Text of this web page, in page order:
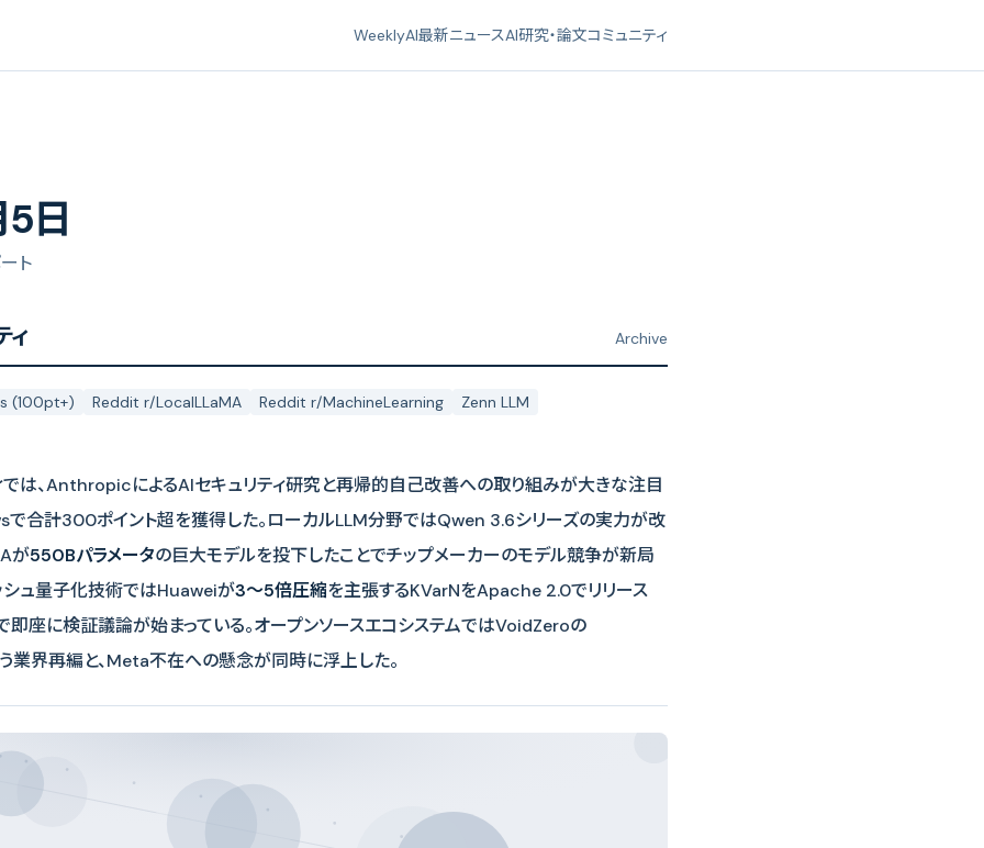
WeeklyAI最新ニュースAI研究・論文コミュニティ
日
ト
ィ Archive
(100pt+) Reddit r/LocalLLaMA Reddit r/MachineLearning Zenn LLM
では、AnthropicによるAIセキュリティ研究と再帰的自己改善への取り組みが大きな注目
で合計300ポイント超を獲得した。ローカルLLM分野ではQwen 3.6シリーズの実力が改
が550Bパラメータの巨大モデルを投下したことでチップメーカーのモデル競争が新局
シュ量子化技術ではHuaweiが3〜5倍圧縮を主張するKVarNをApache 2.0でリリース
即座に検証議論が始まっている。オープンソースエコシステムではVoidZeroの
界再編と、Meta不在への懸念が同時に浮上した。